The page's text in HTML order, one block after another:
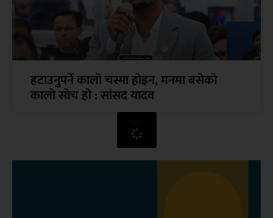
हटाउनुपर्ने कालो चस्मा होइन, मनमा बसेको
कालो सोच हो : सांसद यादव